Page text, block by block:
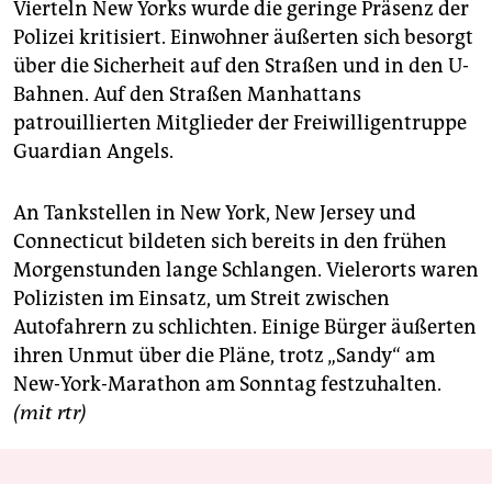
Vierteln New Yorks wurde die geringe Präsenz der
Polizei kritisiert. Einwohner äußerten sich besorgt
über die Sicherheit auf den Straßen und in den U-
Bahnen. Auf den Straßen Manhattans
patrouillierten Mitglieder der Freiwilligentruppe
Guardian Angels.
An Tankstellen in New York, New Jersey und
Connecticut bildeten sich bereits in den frühen
Morgenstunden lange Schlangen. Vielerorts waren
Polizisten im Einsatz, um Streit zwischen
Autofahrern zu schlichten. Einige Bürger äußerten
ihren Unmut über die Pläne, trotz „Sandy“ am
New-York-Marathon am Sonntag festzuhalten.
(mit rtr)